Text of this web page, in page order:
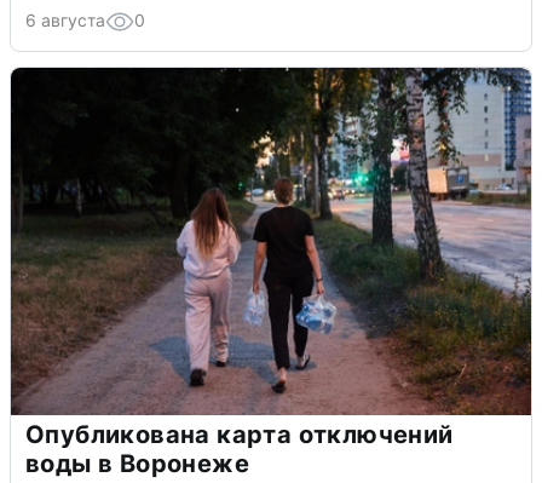
6 августа 0
Опубликована карта отключений
воды в Воронеже